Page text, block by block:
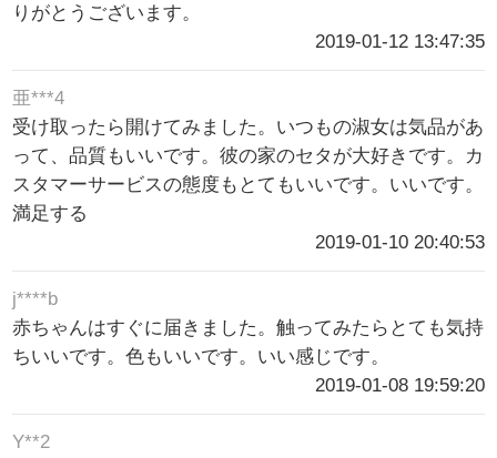
りがとうございます。
2019-01-12 13:47:35
亜***4
受け取ったら開けてみました。いつもの淑女は気品があ
って、品質もいいです。彼の家のセタが大好きです。カ
スタマーサービスの態度もとてもいいです。いいです。
満足する
2019-01-10 20:40:53
j****b
赤ちゃんはすぐに届きました。触ってみたらとても気持
ちいいです。色もいいです。いい感じです。
2019-01-08 19:59:20
Y**2